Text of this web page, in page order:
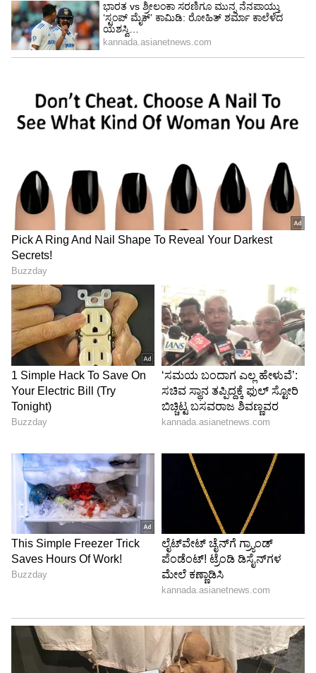
Image Credit : Getty
ಉಪ್ಪು ಮತ್ತು ಸಕ್ಕರೆ ಕಡಿಮೆ ಮಾಡಿ
ಆಹಾರದಲ್ಲಿ ಉಪ್ಪು ಮತ್ತು ಸಕ್ಕರೆಯ ಪ್ರಮಾಣವನ್ನು ಕಡಿಮೆ
ಸಕ್ಕರೆಯ ಅತಿಯಾದ ಸೇವನೆಯು ಕಿಡ್ನಿಯಲ್ಲಿ ಕಲ್ಲುಗಳಾಗುವ
ಸಾಧ್ಯತೆಯನ್ನು ಹೆಚ್ಚಿಸುತ್ತದೆ.
5
Image Credit :StockPhoto
ಧೂಮಪಾನವನ್ನು ಸಂಪೂರ್ಣವಾಗಿ ತ್ಯಜಿಸಿ
ಧೂಮಪಾನವು ದೇಹದಲ್ಲಿನ ರಕ್ತನಾಳಗಳನ್ನು
ಹಾನಿಗೊಳಿಸುತ್ತದೆ. ಇದು ರಕ್ತದ ಹರಿವನ್ನು ನಿಧಾನಗೊಳಿಸಿ,
ಕಿಡ್ನಿ ವೈಫಲ್ಯಕ್ಕೆ ಕಾರಣವಾಗಬಹುದು. ಆದ್ದರಿಂದ,
ಧೂಮಪಾನವನ್ನು ಸಂಪೂರ್ಣವಾಗಿ ಬಿಟ್ಟುಬಿಡಿ.